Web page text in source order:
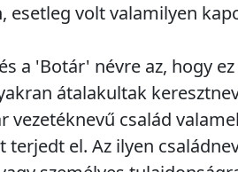
esetleg volt valamilyen
a 'Botár' névre az, hogy
átalakultak
vezetéknevű család
el. Az ilyen